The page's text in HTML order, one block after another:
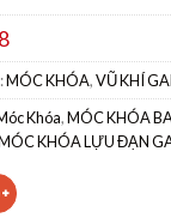
MÓC KHÓA,VŨ KHÍ
Khóa,MÓC KHÓA
KHÓA LỰU ĐẠN